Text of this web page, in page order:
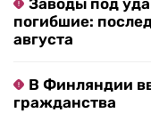
Заводы под
погибшие:
августа
В Финляндии
гражданства